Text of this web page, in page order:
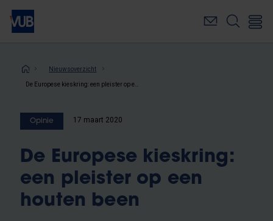
Overslaan
naar
inhoudKruimelpad
Nieuwsoverzicht
Opinie 17 maart 2020
De Europese kieskring:
een pleister op een
houten been